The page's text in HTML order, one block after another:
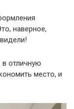
наверное,
отличную
место, и